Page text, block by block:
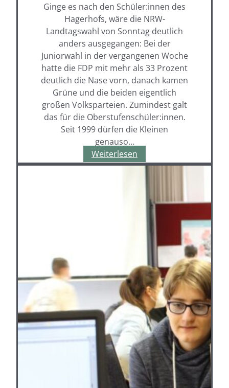
Ginge es nach den Schüler:innen des
Hagerhofs, wäre die NRW-
Landtagswahl von Sonntag deutlich
anders ausgegangen: Bei der
Juniorwahl in der vergangenen Woche
hatte die FDP mit mehr als 33 Prozent
deutlich die Nase vorn, danach kamen
Grüne und die beiden eigentlich
großen Volksparteien. Zumindest galt
das für die Oberstufenschüler:innen.
Seit 1999 dürfen die Kleinen
genauso…
Weiterlesen
am
Hagerhof
FDP